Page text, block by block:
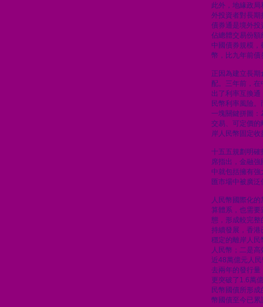
此外，地緣政
外投資者對長期
債券通是境外投
佔總體交易份額
中國債券規模
幣，比九年前債
正因為建立長
配。三年前，
出了利率互換
民幣利率風險
一塊關鍵拼圖：
交易、可定價的
岸人民幣固定
十五五規劃明確
席指出，金融
中就包括擁有強
匯市場中被廣
人民幣國際化
算體系，也需要
態，形成較完整
持續發展，香港
穩定的離岸人
人民幣；二是
近48萬億元人
去兩年的發行
更突破了1.6萬
民幣國債所形
幣國債至今已